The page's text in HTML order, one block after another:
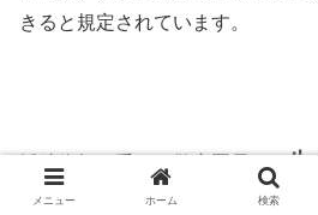
きると規定されています。
援助依頼を受けた警察署長は、 生
危険が生じている
と判断した
メニュー ホーム 検索